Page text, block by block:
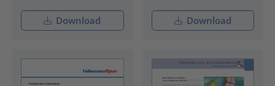
Download Download